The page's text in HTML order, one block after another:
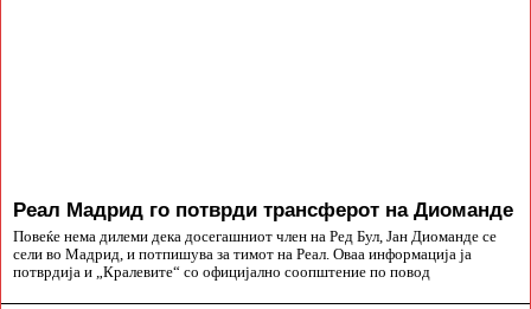
Реал Мадрид го потврди трансферот на Диоманде
Повеќе нема дилеми дека досегашниот член на Ред Бул, Јан Диоманде се
сели во Мадрид, и потпишува за тимот на Реал. Оваа информација ја
потврдија и „Кралевите“ со официјално соопштение по повод